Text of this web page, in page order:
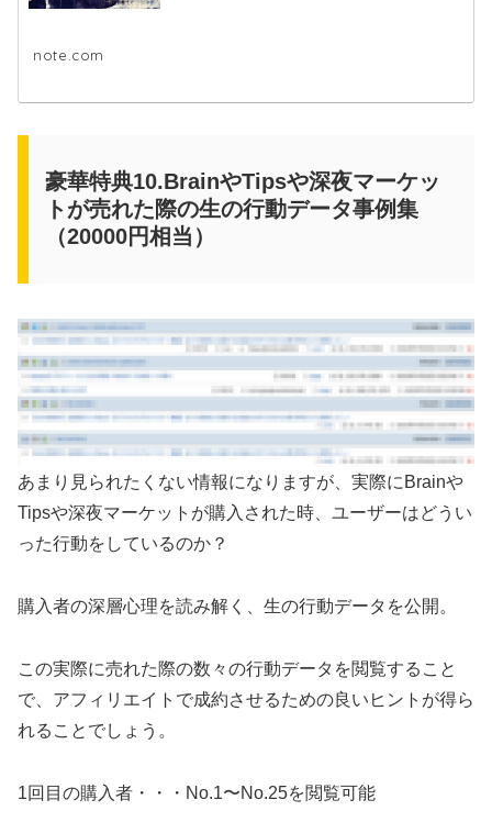
note.com
豪華特典10.BrainやTipsや深夜マーケッ
トが売れた際の生の行動データ事例集
（20000円相当）
あまり見られたくない情報になりますが、実際にBrainや
Tipsや深夜マーケットが購入された時、ユーザーはどうい
った行動をしているのか？
購入者の深層心理を読み解く、生の行動データを公開。
この実際に売れた際の数々の行動データを閲覧すること
で、アフィリエイトで成約させるための良いヒントが得ら
れることでしょう。
1回目の購入者・・・No.1〜No.25を閲覧可能